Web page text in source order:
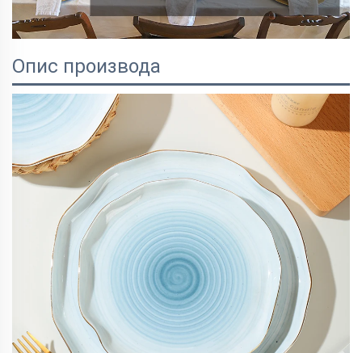
Опис производа